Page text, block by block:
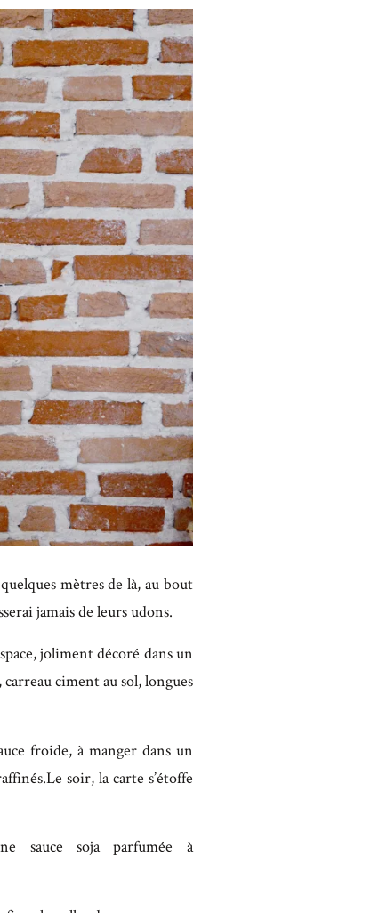
mètres de là, au bout
jamais de leurs udons.
joliment décoré dans un
ciment au sol, longues
froide, à manger dans un
soir, la carte s’étoffe
sauce soja parfumée à